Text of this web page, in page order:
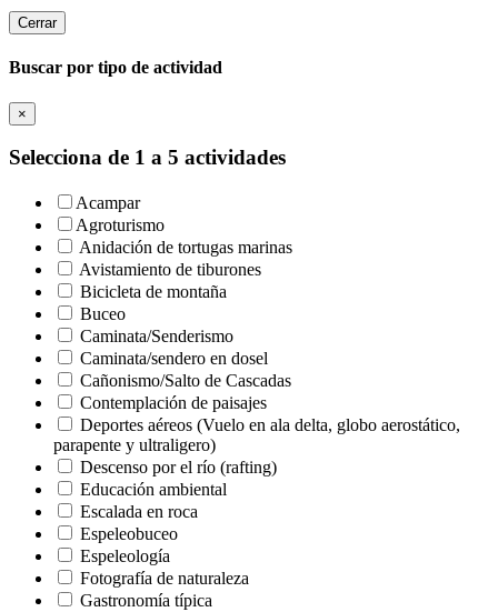
Cerrar
Buscar por tipo de actividad
×
Selecciona de 1 a 5 actividades
Acampar
Agroturismo
Anidación de tortugas marinas
Avistamiento de tiburones
Bicicleta de montaña
Buceo
Caminata/Senderismo
Caminata/sendero en dosel
Cañonismo/Salto de Cascadas
Contemplación de paisajes
Deportes aéreos (Vuelo en ala delta, globo aerostático,
parapente y ultraligero)
Descenso por el río (rafting)
Educación ambiental
Escalada en roca
Espeleobuceo
Espeleología
Fotografía de naturaleza
Gastronomía típica